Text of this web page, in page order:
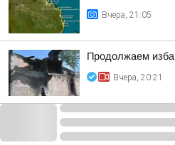
Вчера, 21:05
Продолжаем
Вчера, 20:21